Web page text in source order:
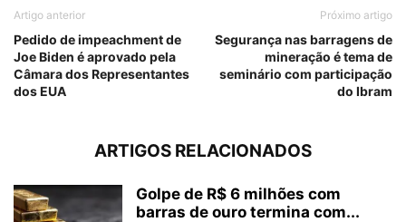
Artigo anterior
Pedido de impeachment de
Joe Biden é aprovado pela
Câmara dos Representantes
dos EUA
Próximo artigo
Segurança nas barragens de
mineração é tema de
seminário com participação
do Ibram
ARTIGOS RELACIONADOS
Golpe de R$ 6 milhões com
barras de ouro termina com...